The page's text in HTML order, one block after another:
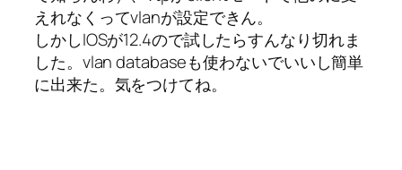
えれなくってvlanが設定できん。
しかしIOSが12.4ので試したらすんなり切れま
した。vlan databaseも使わないでいいし簡単
に出来た。気をつけてね。